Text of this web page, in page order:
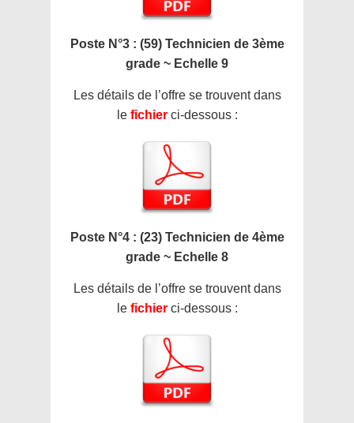
Poste N°3 : (59) Technicien de 3ème
grade ~ Echelle 9
Les détails de l’offre se trouvent dans
le fichier ci-dessous :
Poste N°4 : (23) Technicien de 4ème
grade ~ Echelle 8
Les détails de l’offre se trouvent dans
le fichier ci-dessous :